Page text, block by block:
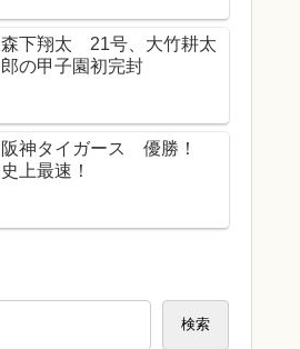
森下翔太 21号、大竹耕太
郎の甲子園初完封
阪神タイガース 優勝！
史上最速！
検索